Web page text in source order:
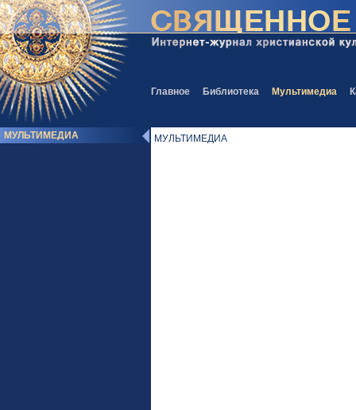
Главное Библиотека Мультимедиа
МУЛЬТИМЕДИА МУЛЬТИМЕДИА